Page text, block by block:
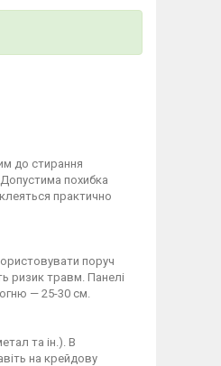
до стирання
Допустима похибка
практично
поруч
ризик травм. Панелі
— 25-30 см.
та ін.). В
на крейдову